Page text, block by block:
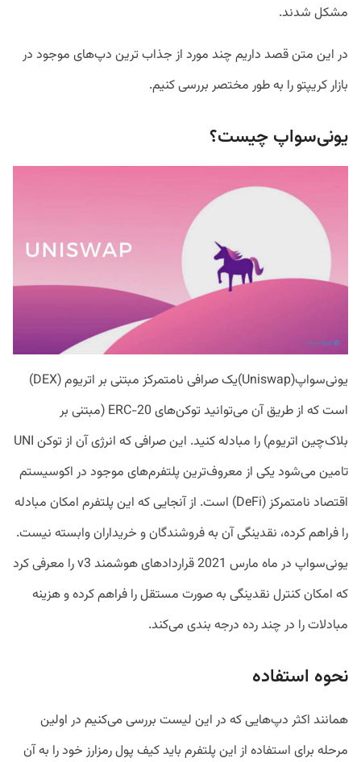
مشکل شدند.
در این متن قصد داریم چند مورد از جذاب ترین دپ‌های موجود در
بازار کریپتو را به طور مختصر بررسی کنیم.
یونی‌سواپ چیست؟
یونی‌سواپ(Uniswap)یک صرافی نامتمرکز مبتنی بر اتریوم (DEX)
است که از طریق آن می‌توانید توکن‌های ERC-20 (مبتنی بر
بلاک‌چین اتریوم) را مبادله کنید. این صرافی که انرژی آن از توکن UNI
تامین می‌شود یکی از معروف‌ترین پلتفرم‌های موجود در اکوسیستم
اقتصاد نامتمرکز (DeFi) است. از آنجایی که این پلتفرم امکان مبادله
را فراهم کرده، نقدینگی آن به فروشندگان و خریداران وابسته نیست.
یونی‌سواپ در ماه مارس 2021 قرارداد‌های هوشمند v3 را معرفی کرد
که امکان کنترل نقدینگی به صورت مستقل را فراهم کرده و هزینه
مبادلات را در چند رده درجه بندی می‌کند.
نحوه استفاده
همانند اکثر دپ‌هایی که در این لیست بررسی می‌کنیم در اولین
مرحله برای استفاده از این پلتفرم باید کیف پول رمزارز خود را به آن